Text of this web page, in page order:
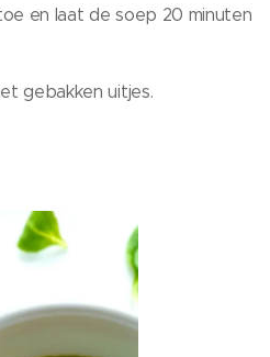
en laat de soep 20 minuten
gebakken uitjes.